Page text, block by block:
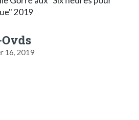
2019
16, 2019